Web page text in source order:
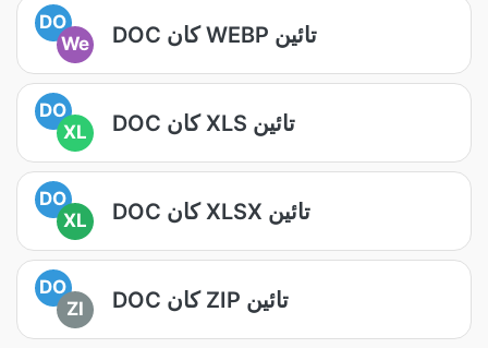
DO
We
DOC کان WEBP تائين
DO
XL
DOC کان XLS تائين
DO
XL
DOC کان XLSX تائين
DO
ZI
DOC کان ZIP تائين